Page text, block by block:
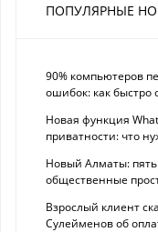
ПОПУЛЯРНЫЕ
90% компьютеров
ошибок: как
Новая функция
приватности: что
Новый Алматы: пять
общественные
Взрослый клиент
Сулейменов об